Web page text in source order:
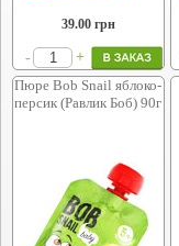
39.00грн
- +
Пюре Bob Snail яблоко-
персик (Равлик Боб) 90г